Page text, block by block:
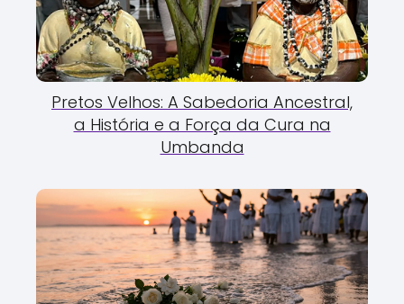
Pretos Velhos: A Sabedoria Ancestral,
a História e a Força da Cura na
Umbanda